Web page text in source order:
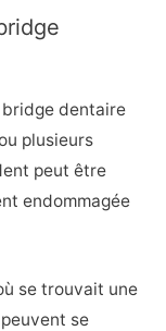
dentaire
plusieurs
peut être
endommagée
se trouvait une
se